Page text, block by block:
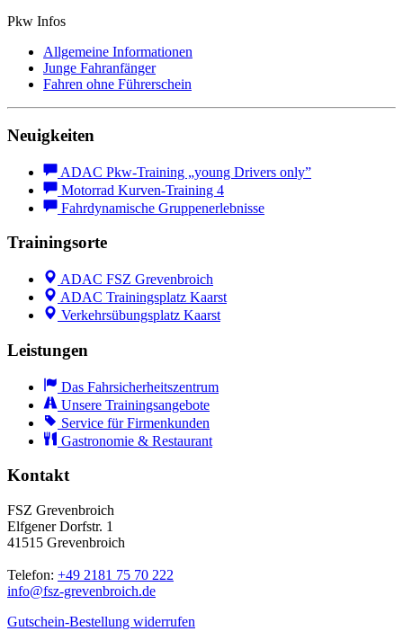
Pkw Infos
Allgemeine Informationen
Junge Fahranfänger
Fahren ohne Führerschein
Neuigkeiten
ADAC Pkw-Training „young Drivers only”
Motorrad Kurven-Training 4
Fahrdynamische Gruppenerlebnisse
Trainingsorte
ADAC FSZ Grevenbroich
ADAC Trainingsplatz Kaarst
Verkehrsübungsplatz Kaarst
Leistungen
Das Fahrsicherheitszentrum
Unsere Trainingsangebote
Service für Firmenkunden
Gastronomie & Restaurant
Kontakt
FSZ Grevenbroich
Elfgener Dorfstr. 1
41515 Grevenbroich
Telefon: +49 2181 75 70 222
info@fsz-grevenbroich.de
Gutschein-Bestellung widerrufen